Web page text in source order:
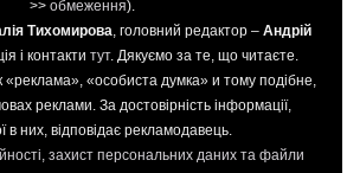
>> обмеження).
Тихомирова, головний редактор – Андрій
і контакти тут. Дякуємо за те, що читаєте.
«реклама», «особиста думка» и тому подібне,
реклами. За достовірність інформації,
в них, відповідає рекламодавець.
захист персональних даних та файли